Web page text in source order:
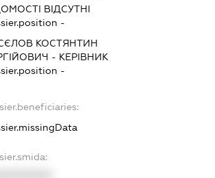
ВІДСУТНІ
-
КОСТЯНТИН
- КЕРІВНИК
-